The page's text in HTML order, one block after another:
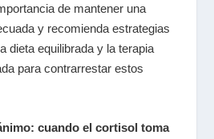
de mantener una
y recomienda estrategias
dieta equilibrada y la terapia
para contrarrestar estos
cuando el cortisol toma